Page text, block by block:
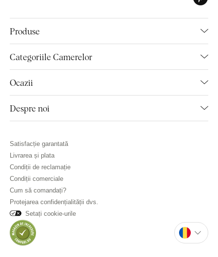
Produse
Categoriile Camerelor
Ocazii
Despre noi
Satisfacție garantată
Livrarea și plata
Condiții de reclamație
Condiții comerciale
Cum să comandați?
Protejarea confidențialității dvs.
Setați cookie-urile